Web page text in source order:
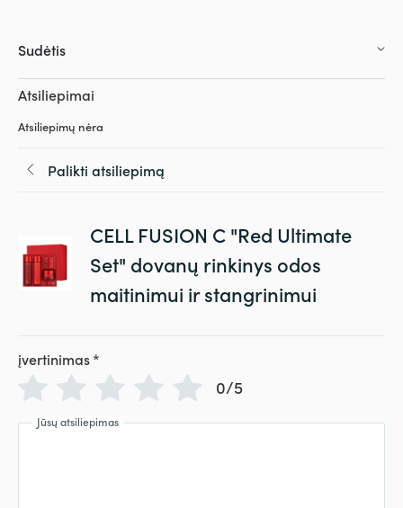
Sudėtis
Atsiliepimai
Atsiliepimų nėra
Palikti atsiliepimą
CELL FUSION C "Red Ultimate
Set" dovanų rinkinys odos
maitinimui ir stangrinimui
įvertinimas*
0/5
Jūsų atsiliepimas